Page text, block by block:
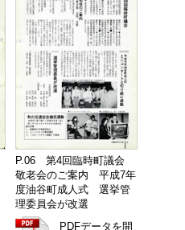
P.06 第4回臨時町議会
敬老会のご案内 平成7年
度油谷町成人式 選挙管
理委員会が改選
PDFデータを開